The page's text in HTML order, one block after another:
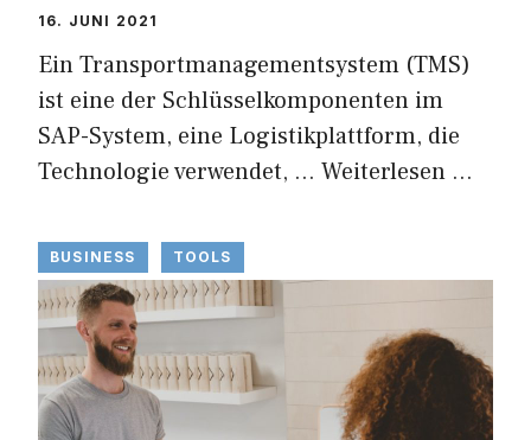
16. JUNI 2021
Ein Transportmanagementsystem (TMS)
ist eine der Schlüsselkomponenten im
SAP-System, eine Logistikplattform, die
Technologie verwendet, … Weiterlesen …
BUSINESS TOOLS